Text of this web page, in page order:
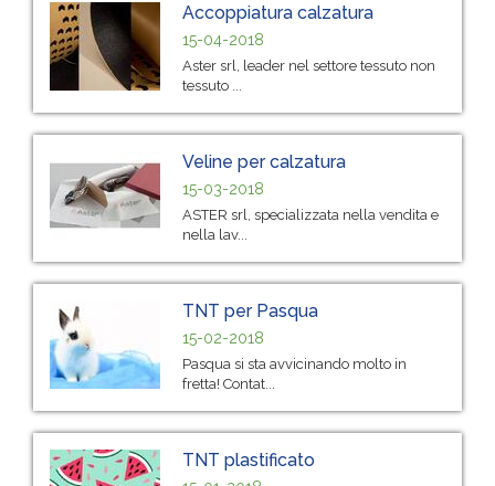
Accoppiatura calzatura
15-04-2018
Aster srl, leader nel settore tessuto non
tessuto ...
Veline per calzatura
15-03-2018
ASTER srl, specializzata nella vendita e
nella lav...
TNT per Pasqua
15-02-2018
Pasqua si sta avvicinando molto in
fretta! Contat...
TNT plastificato